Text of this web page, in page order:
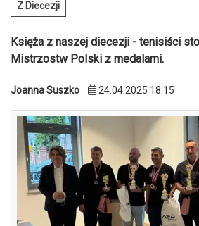
Z Diecezji
Księża z naszej diecezji - tenisiści
Mistrzostw Polski z medalami.
Joanna Suszko 24.04.2025 18:15